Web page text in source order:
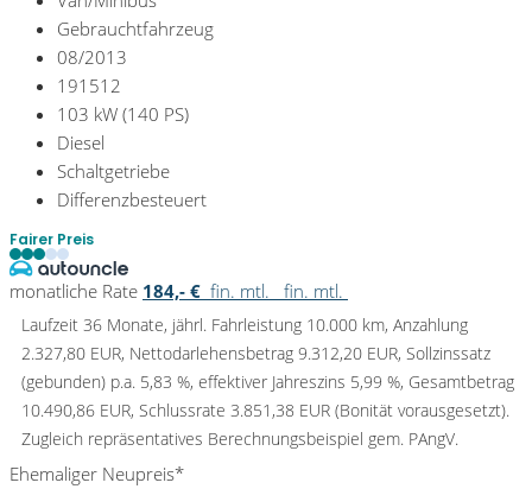
Gebrauchtfahrzeug
08/2013
191512
103 kW (140 PS)
Diesel
Schaltgetriebe
Differenzbesteuert
Fairer Preis
monatliche Rate 184,- € fin. mtl. fin. mtl.
Laufzeit 36 Monate, jährl. Fahrleistung 10.000 km, Anzahlung
2.327,80 EUR, Nettodarlehensbetrag 9.312,20 EUR, Sollzinssatz
(gebunden) p.a. 5,83 %, effektiver Jahreszins 5,99 %, Gesamtbetrag
10.490,86 EUR, Schlussrate 3.851,38 EUR (Bonität vorausgesetzt).
Zugleich repräsentatives Berechnungsbeispiel gem. PAngV.
Ehemaliger Neupreis*